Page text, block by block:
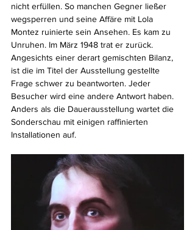
nicht erfüllen. So manchen Gegner ließer
wegsperren und seine Affäre mit Lola
Montez ruinierte sein Ansehen. Es kam zu
Unruhen. Im März 1948 trat er zurück.
Angesichts einer derart gemischten Bilanz,
ist die im Titel der Ausstellung gestellte
Frage schwer zu beantworten. Jeder
Besucher wird eine andere Antwort haben.
Anders als die Dauerausstellung wartet die
Sonderschau mit einigen raffinierten
Installationen auf.